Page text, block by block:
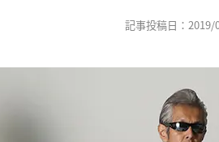
記事投稿日：2019/